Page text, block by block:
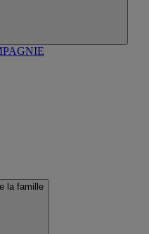
la famille